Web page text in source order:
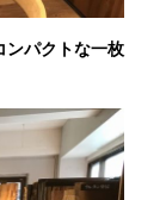
ンパクトな一枚